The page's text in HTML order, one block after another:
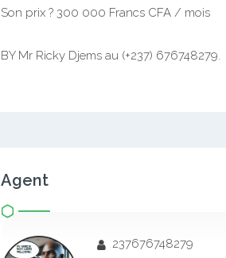
Son prix ? 300 000 Francs CFA / mois
BY Mr Ricky Djems au (+237) 676748279.
Agent
237676748279